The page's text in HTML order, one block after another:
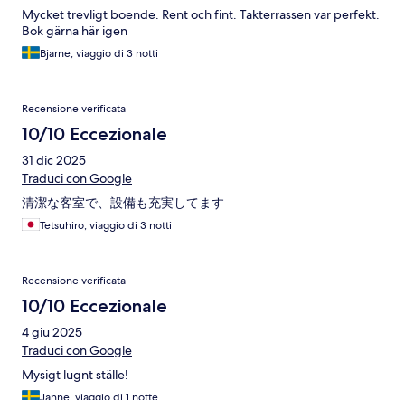
Mycket trevligt boende. Rent och fint. Takterrassen var perfekt.
Bok gärna här igen
Bjarne, viaggio di 3 notti
Recensione verificata
10/10 Eccezionale
31 dic 2025
Traduci con Google
清潔な客室で、設備も充実してます
Tetsuhiro, viaggio di 3 notti
Recensione verificata
10/10 Eccezionale
4 giu 2025
Traduci con Google
Mysigt lugnt ställe!